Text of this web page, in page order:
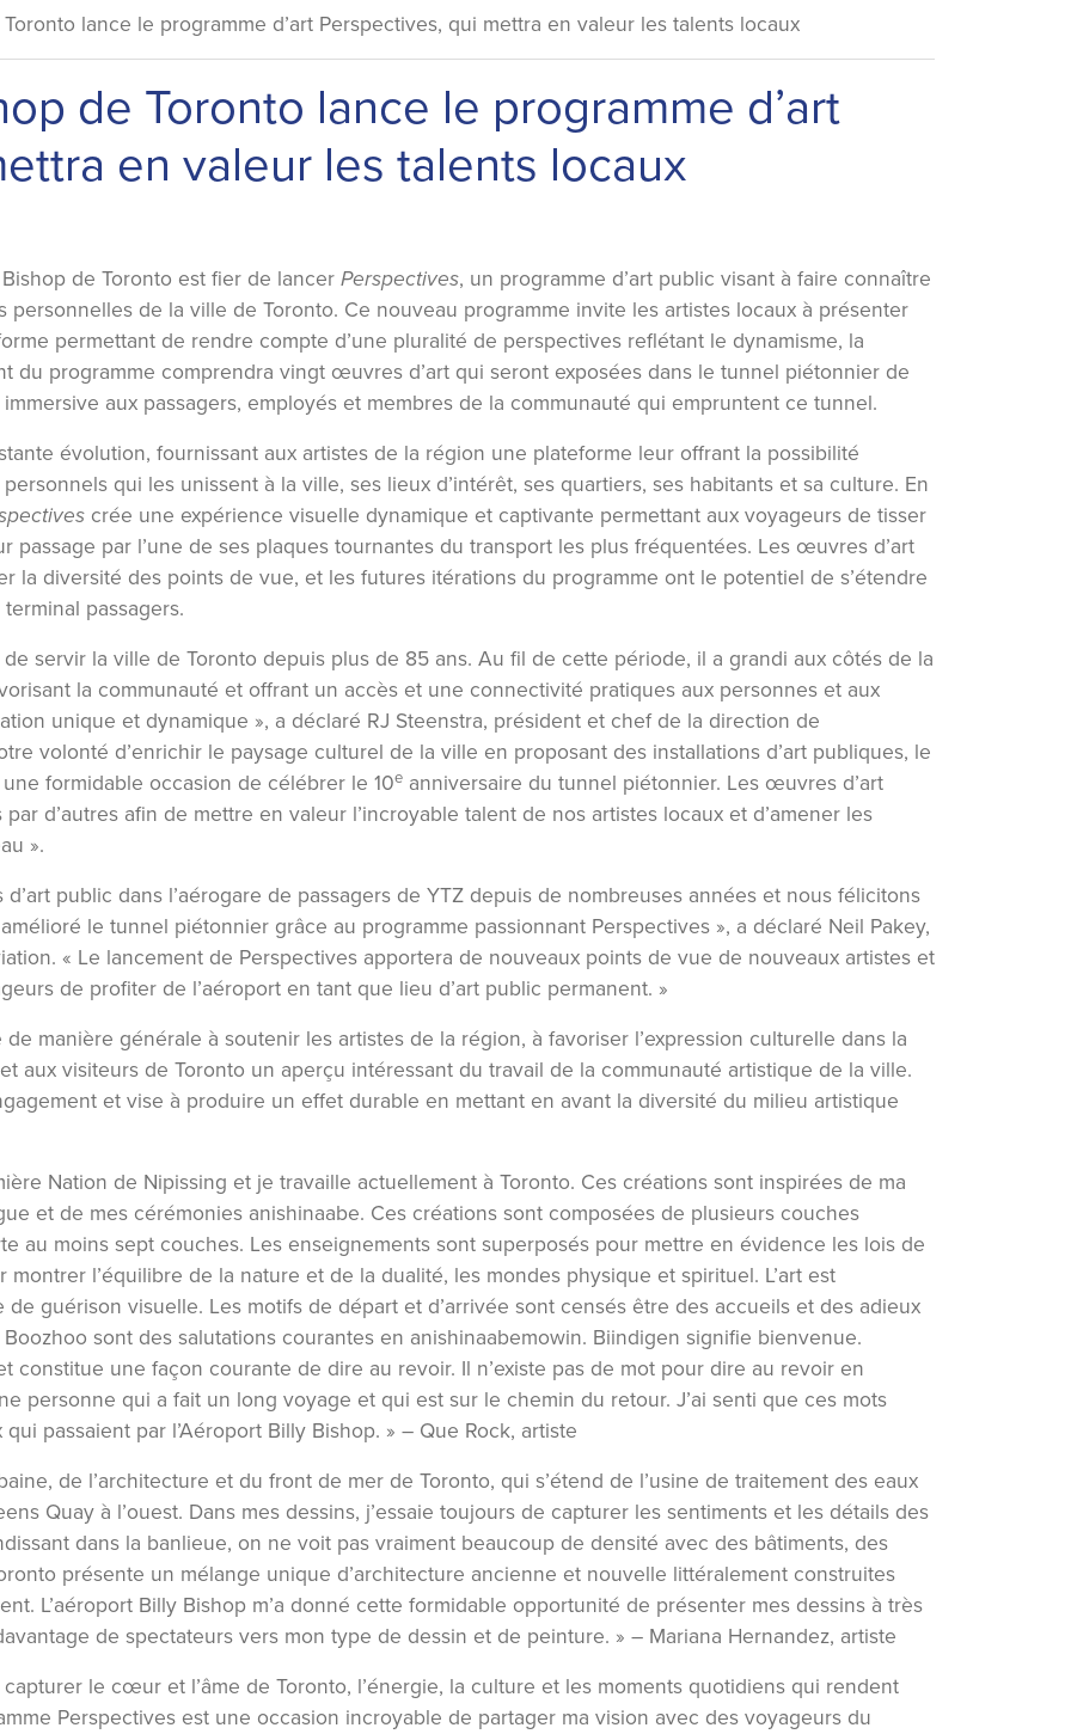
lance le programme d’art Perspectives, qui mettra en valeur les talents locaux
de Toronto lance le programme d’art
en valeur les talents locaux
de Toronto est fier de lancerPerspectives, un programme d’art public visant à faire connaître
de la ville de Toronto. Ce nouveau programme invite les artistes locaux à présenter
permettant de rendre compte d’une pluralité de perspectives reflétant le dynamisme, la
du programme comprendra vingt œuvres d’art qui seront exposées dans le tunnel piétonnier de
aux passagers, employés et membres de la communauté qui empruntent ce tunnel.
évolution, fournissant aux artistes de la région une plateforme leur offrant la possibilité
qui les unissent à la ville, ses lieux d’intérêt, ses quartiers, ses habitants et sa culture. En
crée une expérience visuelle dynamique et captivante permettant aux voyageurs de tisser
par l’une de ses plaques tournantes du transport les plus fréquentées. Les œuvres d’art
la diversité des points de vue, et les futures itérations du programme ont le potentiel de s’étendre
passagers.
servir la ville de Toronto depuis plus de 85 ans. Au fil de cette période, il a grandi aux côtés de la
la communauté et offrant un accès et une connectivité pratiques aux personnes et aux
unique et dynamique », a déclaré RJ Steenstra, président et chef de la direction de
volonté d’enrichir le paysage culturel de la ville en proposant des installations d’art publiques, le
formidable occasion de célébrer le 10e anniversaire du tunnel piétonnier. Les œuvres d’art
d’autres afin de mettre en valeur l’incroyable talent de nos artistes locaux et d’amener les
».
public dans l’aérogare de passagers de YTZ depuis de nombreuses années et nous félicitons
le tunnel piétonnier grâce au programme passionnant Perspectives », a déclaré Neil Pakey,
« Le lancement de Perspectives apportera de nouveaux points de vue de nouveaux artistes et
de profiter de l’aéroport en tant que lieu d’art public permanent. »
de manière générale à soutenir les artistes de la région, à favoriser l’expression culturelle dans la
aux visiteurs de Toronto un aperçu intéressant du travail de la communauté artistique de la ville.
et vise à produire un effet durable en mettant en avant la diversité du milieu artistique
Nation de Nipissing et je travaille actuellement à Toronto. Ces créations sont inspirées de ma
et de mes cérémonies anishinaabe. Ces créations sont composées de plusieurs couches
au moins sept couches. Les enseignements sont superposés pour mettre en évidence les lois de
l’équilibre de la nature et de la dualité, les mondes physique et spirituel. L’art est
guérison visuelle. Les motifs de départ et d’arrivée sont censés être des accueils et des adieux
sont des salutations courantes en anishinaabemowin. Biindigen signifie bienvenue.
constitue une façon courante de dire au revoir. Il n’existe pas de mot pour dire au revoir en
personne qui a fait un long voyage et qui est sur le chemin du retour. J’ai senti que ces mots
passaient par l’Aéroport Billy Bishop. » – Que Rock, artiste
de l’architecture et du front de mer de Toronto, qui s’étend de l’usine de traitement des eaux
Quay à l’ouest. Dans mes dessins, j’essaie toujours de capturer les sentiments et les détails des
dans la banlieue, on ne voit pas vraiment beaucoup de densité avec des bâtiments, des
présente un mélange unique d’architecture ancienne et nouvelle littéralement construites
L’aéroport Billy Bishop m’a donné cette formidable opportunité de présenter mes dessins à très
de spectateurs vers mon type de dessin et de peinture. » – Mariana Hernandez, artiste
le cœur et l’âme de Toronto, l’énergie, la culture et les moments quotidiens qui rendent
Perspectives est une occasion incroyable de partager ma vision avec des voyageurs du